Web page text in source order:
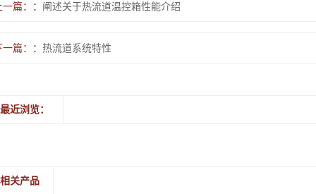
篇： 阐述关于热流道温控箱性能介绍
篇： 热流道系统特性
最近浏览：
相关产品